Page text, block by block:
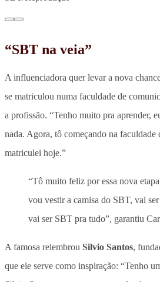
“SBT na veia”
A influenciadora quer levar a nova
se matriculou numa faculdade de
a profissão. “Tenho muito pra aprender,
nada. Agora, tô começando na faculdade
matriculei hoje.”
“Tô muito feliz por essa nova
vou vestir a camisa do SBT, vai
vai ser SBT pra tudo”, garantiu
A famosa relembrou Silvio Santos,
que ele serve como inspiração: “Tenho